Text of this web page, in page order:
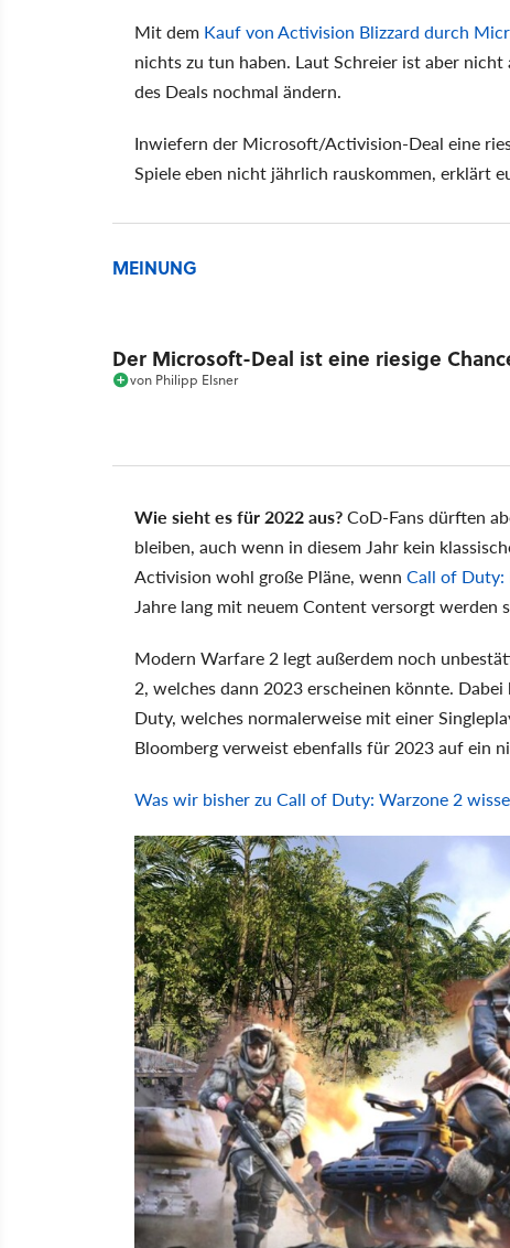
Mit dem Kauf von Activision Blizzard durch
nichts zu tun haben. Laut Schreier ist aber
des Deals nochmal ändern.
Inwiefern der Microsoft/Activision-Deal eine
Spiele eben nicht jährlich rauskommen, erklärt
MEINUNG
Der Microsoft-Deal ist eine riesige
von Philipp Elsner
Wie sieht es für 2022 aus?CoD-Fans dürften
bleiben, auch wenn in diesem Jahr kein
Activision wohl große Pläne, wenn Call of
Jahre lang mit neuem Content versorgt werden
Modern Warfare 2 legt außerdem noch
2, welches dann 2023 erscheinen könnte.
Duty, welches normalerweise mit einer
Bloomberg verweist ebenfalls für 2023 auf ein
Was wir bisher zu Call of Duty: Warzone 2